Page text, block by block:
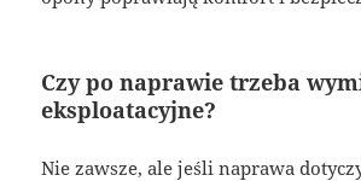
Czy po naprawie trzeba
eksploatacyjne?
Nie zawsze, ale jeśli naprawa